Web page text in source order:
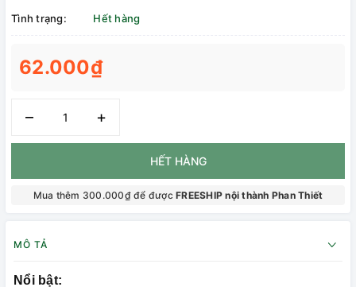
Tình trạng:
Hết hàng
62.000₫
– +
HẾT HÀNG
Mua thêm 300.000₫ để đượcFREESHIP nội thành Phan Thiết
MÔ TẢ
Nổi bật: